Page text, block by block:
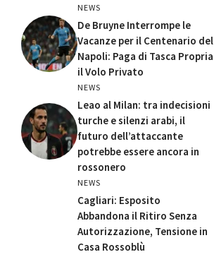
NEWS
De Bruyne Interrompe le
Vacanze per il Centenario del
Napoli: Paga di Tasca Propria
il Volo Privato
NEWS
Leao al Milan: tra indecisioni
turche e silenzi arabi, il
futuro dell’attaccante
potrebbe essere ancora in
rossonero
NEWS
Cagliari: Esposito
Abbandona il Ritiro Senza
Autorizzazione, Tensione in
Casa Rossoblù